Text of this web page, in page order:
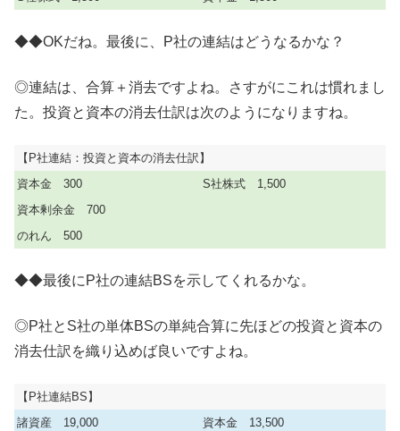
◆◆OKだね。最後に、P社の連結はどうなるかな？
◎連結は、合算＋消去ですよね。さすがにこれは慣れまし
た。投資と資本の消去仕訳は次のようになりますね。
【P社連結：投資と資本の消去仕訳】
資本金 300
S社株式 1,500
資本剰余金 700
のれん 500
◆◆最後にP社の連結BSを示してくれるかな。
◎P社とS社の単体BSの単純合算に先ほどの投資と資本の
消去仕訳を織り込めば良いですよね。
【P社連結BS】
諸資産 19,000
資本金 13,500